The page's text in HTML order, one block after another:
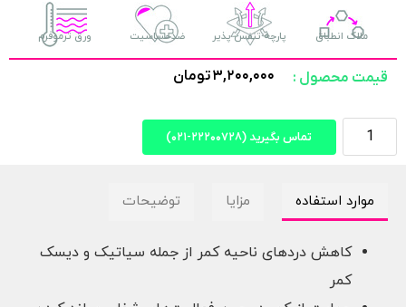
ملاک انطباق پارچه تنفس پذیر ضدحساسیت ورق ترموفرم
قیمت محصول : ۳,۲۰۰,۰۰۰تومان
تماس بگیرید (۲۲۲۰۰۷۲۸-۰۲۱)
موارد استفاده مزایا توضیحات
کاهش دردهای ناحیه کمر از جمله سیاتیک و دیسک
کمر